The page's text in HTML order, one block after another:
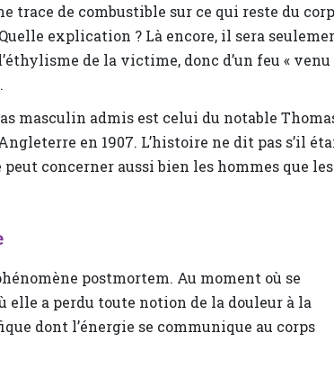
trace de combustible sur ce qui reste du
explication ? Là encore, il sera
de la victime, donc d’un feu « venu
masculin admis est celui du notable
en 1907. L’histoire ne dit pas s’il
concerner aussi bien les hommes que les
postmortem. Au moment où se
elle a perdu toute notion de la douleur à la
dont l’énergie se communique au corps